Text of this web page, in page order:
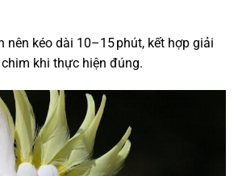
nên kéo dài 10–15 phút, kết hợp giải
khi thực hiện đúng.